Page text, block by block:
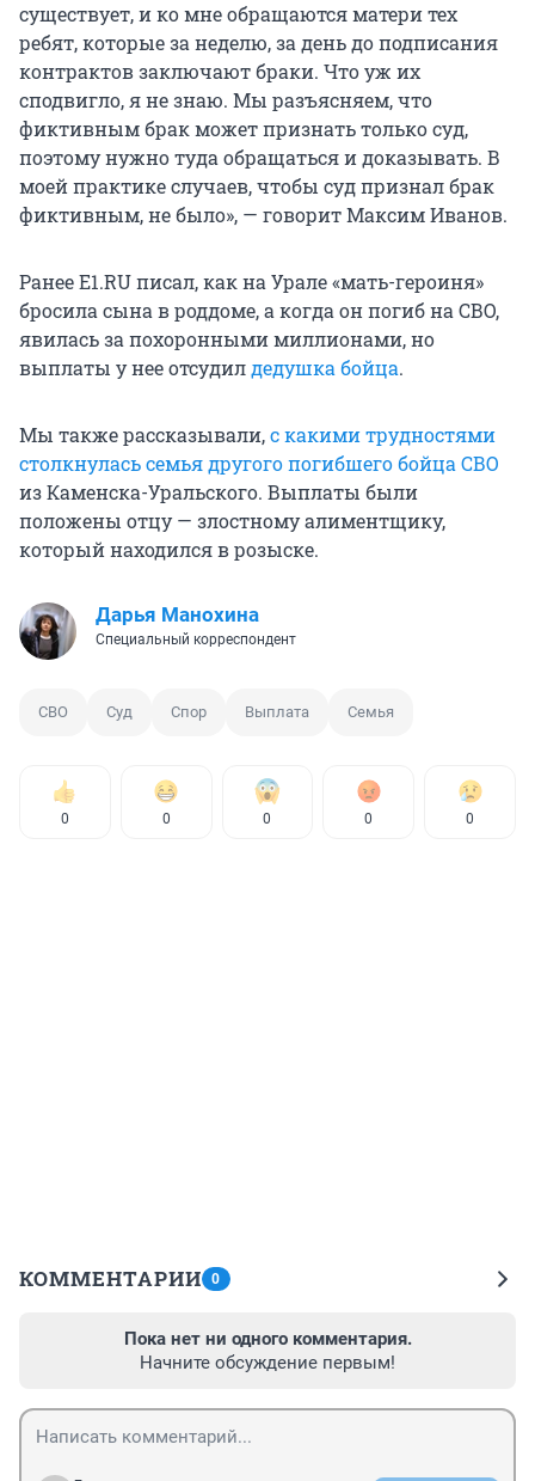
существует, и ко мне обращаются матери тех
ребят, которые за неделю, за день до подписания
контрактов заключают браки. Что уж их
сподвигло, я не знаю. Мы разъясняем, что
фиктивным брак может признать только суд,
поэтому нужно туда обращаться и доказывать. В
моей практике случаев, чтобы суд признал брак
фиктивным, не было», — говорит Максим Иванов.
Ранее E1.RU писал, как на Урале «мать-героиня»
бросила сына в роддоме, а когда он погиб на СВО,
явилась за похоронными миллионами, но
выплаты у нее отсудилдедушка бойца.
Мы также рассказывали,с какими трудностями
столкнулась семья другого погибшего бойца СВО
из Каменска-Уральского. Выплаты были
положены отцу — злостному алиментщику,
который находился в розыске.
Дарья Манохина
Специальный корреспондент
СВО Суд Спор Выплата Семья
0 0 0 0 0
КОММЕНТАРИИ 0
Пока нет ни одного комментария.
Начните обсуждение первым!